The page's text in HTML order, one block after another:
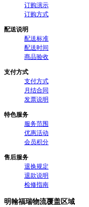
订购演示
订购方式
配送说明
配送标准
配送时间
商品验收
支付方式
支付方式
月结合同
发票说明
特色服务
服务范围
优惠活动
会员积分
售后服务
退换规定
退款说明
检修指南
明翰福瑞物流覆盖区域